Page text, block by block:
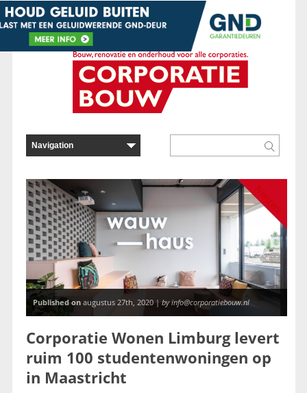
Nieuws
Published onaugustus 27th, 2020 | by info@corporatiebouw.nl
Corporatie Wonen Limburg levert
ruim 100 studentenwoningen op
in Maastricht